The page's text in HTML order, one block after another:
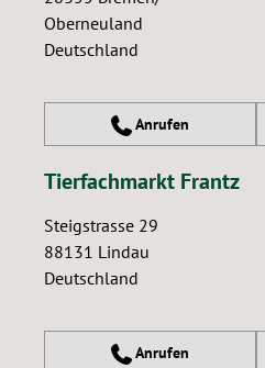
Oberneuland
Deutschland
Anrufen
Tierfachmarkt Frantz
Steigstrasse 29
88131 Lindau
Deutschland
Anrufen